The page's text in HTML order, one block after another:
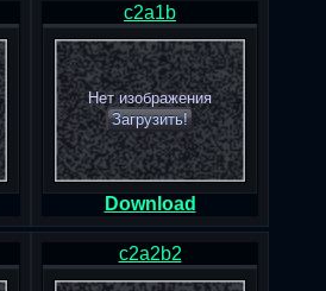
c2a1b
Нет изображения
Загрузить!
Download
c2a2b2